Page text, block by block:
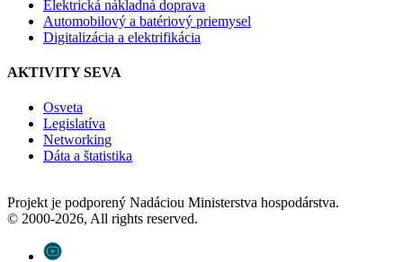
Elektrická nákladná doprava
Automobilový a batériový priemysel
Digitalizácia a elektrifikácia
AKTIVITY SEVA
Osveta
Legislatíva
Networking
Dáta a štatistika
Projekt je podporený Nadáciou Ministerstva hospodárstva.
© 2000-2026, All rights reserved.